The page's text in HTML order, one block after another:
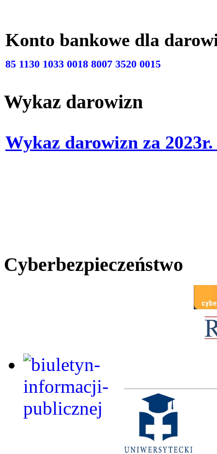
Konto bankowe dla
85 1130 1033 0018 8007 3520 0015
Wykaz darowizn
Wykaz darowizn za
Cyberbezpieczeństwo